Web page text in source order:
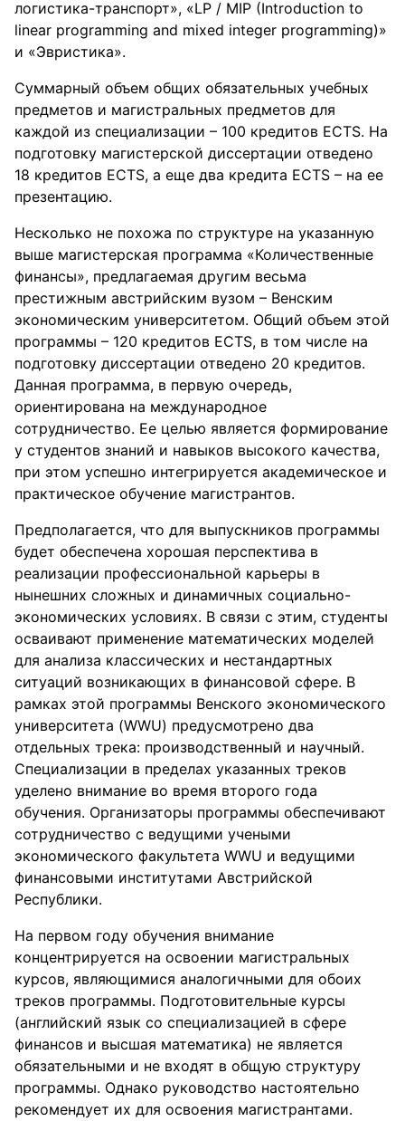
логистика-транспорт», «LP / MIP (Introduction to
linear programming and mixed integer programming)»
и «Эвристика».
Суммарный объем общих обязательных учебных
предметов и магистральных предметов для
каждой из специализации – 100 кредитов ECTS. На
подготовку магистерской диссертации отведено
18 кредитов ECTS, а еще два кредита ECTS – на ее
презентацию.
Несколько не похожа по структуре на указанную
выше магистерская программа «Количественные
финансы», предлагаемая другим весьма
престижным австрийским вузом – Венским
экономическим университетом. Общий объем этой
программы – 120 кредитов ECTS, в том числе на
подготовку диссертации отведено 20 кредитов.
Данная программа, в первую очередь,
ориентирована на международное
сотрудничество. Ее целью является формирование
у студентов знаний и навыков высокого качества,
при этом успешно интегрируется академическое и
практическое обучение магистрантов.
Предполагается, что для выпускников программы
будет обеспечена хорошая перспектива в
реализации профессиональной карьеры в
нынешних сложных и динамичных социально-
экономических условиях. В связи с этим, студенты
осваивают применение математических моделей
для анализа классических и нестандартных
ситуаций возникающих в финансовой сфере. В
рамках этой программы Венского экономического
университета (WWU) предусмотрено два
отдельных трека: производственный и научный.
Специализации в пределах указанных треков
уделено внимание во время второго года
обучения. Организаторы программы обеспечивают
сотрудничество с ведущими учеными
экономического факультета WWU и ведущими
финансовыми институтами Австрийской
Республики.
На первом году обучения внимание
концентрируется на освоении магистральных
курсов, являющимися аналогичными для обоих
треков программы. Подготовительные курсы
(английский язык со специализацией в сфере
финансов и высшая математика) не является
обязательными и не входят в общую структуру
программы. Однако руководство настоятельно
рекомендует их для освоения магистрантами.